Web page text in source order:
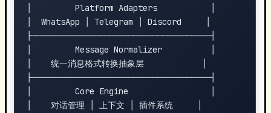
│         Platform Adapters           │
│  WhatsApp │ Telegram │ Discord     │
├─────────────────────────────────────┤
│         Message Normalizer          │
│    统一消息格式转换抽象层            │
├─────────────────────────────────────┤
│         Core Engine                 │
│    对话管理 │ 上下文 │ 插件系统     │